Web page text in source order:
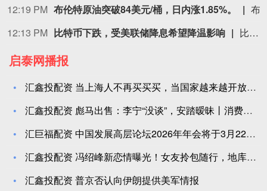
12:05 PM
12:05 PM
启泰网播报
汇鑫投配资 当上海人不再买买买，当国家越来越开放，沪港合作下
汇鑫投配资 彪马出售：李宁“没谈”，安踏暧昧丨消费一线
汇巨福配资 中国发展高层论坛2026年年会将于3月22日至2
汇鑫投配资 冯绍峰新恋情曝光！女友拎包随行，地库门开真相大白
汇鑫投配资 普京否认向伊朗提供美军情报